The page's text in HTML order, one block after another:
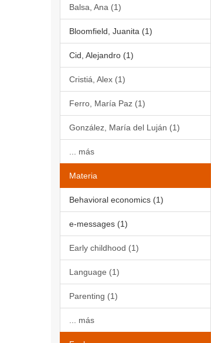
Balsa, Ana (1)
Bloomfield, Juanita (1)
Cid, Alejandro (1)
Cristiá, Alex (1)
Ferro, María Paz (1)
González, María del Luján (1)
... más
Materia
Behavioral economics (1)
e-messages (1)
Early childhood (1)
Language (1)
Parenting (1)
... más